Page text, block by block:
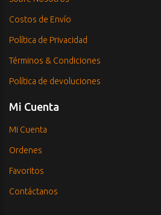
Costos de Envío
Política de Privacidad
Términos & Condiciones
Política de devoluciones
Mi Cuenta
Mi Cuenta
Ordenes
Favoritos
Contáctanos